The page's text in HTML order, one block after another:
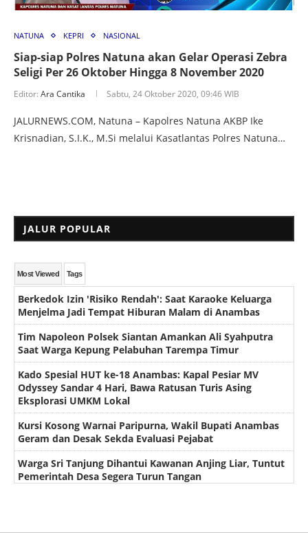
NATUNA KEPRI NASIONAL
Siap-siap Polres Natuna akan Gelar Operasi Zebra
Seligi Per 26 Oktober Hingga 8 November 2020
Editor: Ara Cantika Sabtu, 24 Oktober 2020, 09:46 WIB
JALURNEWS.COM, Natuna – Kapolres Natuna AKBP Ike
Krisnadian, S.I.K., M.Si melalui Kasatlantas Polres Natuna…
JALUR POPULAR
Most Viewed Tags
Berkedok Izin 'Risiko Rendah': Saat Karaoke Keluarga
Menjelma Jadi Tempat Hiburan Malam di Anambas
Tim Napoleon Polsek Siantan Amankan Ali Syahputra
Saat Warga Kepung Pelabuhan Tarempa Timur
Kado Spesial HUT ke-18 Anambas: Kapal Pesiar MV
Odyssey Sandar 4 Hari, Bawa Ratusan Turis Asing
Eksplorasi UMKM Lokal
Kursi Kosong Warnai Paripurna, Wakil Bupati Anambas
Geram dan Desak Sekda Evaluasi Pejabat
Warga Sri Tanjung Dihantui Kawanan Anjing Liar, Tuntut
Pemerintah Desa Segera Turun Tangan